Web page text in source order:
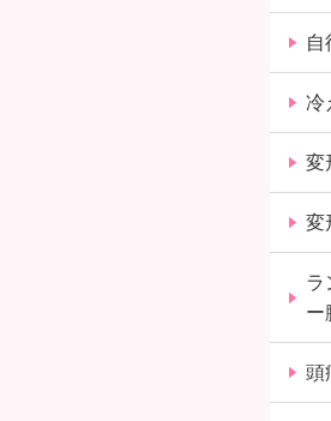
自
冷
変
変
ラ
ー
頭